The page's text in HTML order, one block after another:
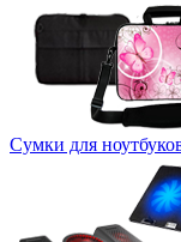
Сумки для